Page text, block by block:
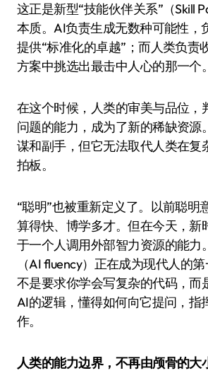
这正是新型“技能伙伴关系”（Skill
本质。AI负责生成无数种可能性，
提供“标准化的卓越”；而人类负责
方案中挑选出最击中人心的那一个。
在这个时候，人类的审美与品位，
问题的能力，成为了新的稀缺资源
谋和副手，但它无法取代人类在复
拍板。
“聪明”也被重新定义了。以前聪明
算得快、博学多才。但在今天，新
于一个人调用外部智力资源的能力
（AI fluency）正在成为现代人的
不是要求你学会写复杂的代码，而
AI的逻辑，懂得如何向它提问，指
作。
人类的能力边界，不再由颅骨的大